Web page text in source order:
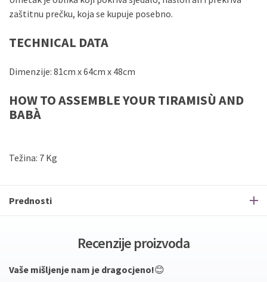
zaštitnu prečku, koja se kupuje posebno.
TECHNICAL DATA
Dimenzije: 81cm x 64cm x 48cm
HOW TO ASSEMBLE YOUR TIRAMISÙ AND
BABÀ
Težina: 7 Kg
Prednosti
Recenzije proizvoda
Vaše mišljenje nam je dragocjeno!😊